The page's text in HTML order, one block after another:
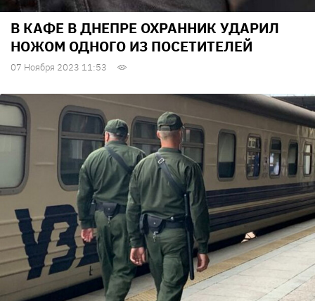
В КАФЕ В ДНЕПРЕ ОХРАННИК УДАРИЛ
НОЖОМ ОДНОГО ИЗ ПОСЕТИТЕЛЕЙ
07 Ноября 2023 11:53